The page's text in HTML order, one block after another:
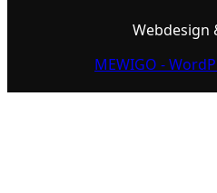
Webdesign
MEWIGO -